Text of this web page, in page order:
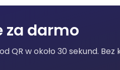
za darmo
QR w około 30 sekund.